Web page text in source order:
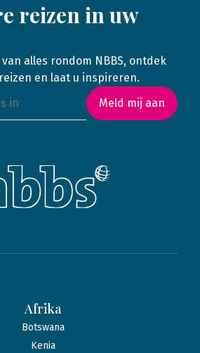
reizen in uw
alles rondom NBBS, ontdek
en laat u inspireren.
Meld mij aan
Afrika
Botswana
Kenia